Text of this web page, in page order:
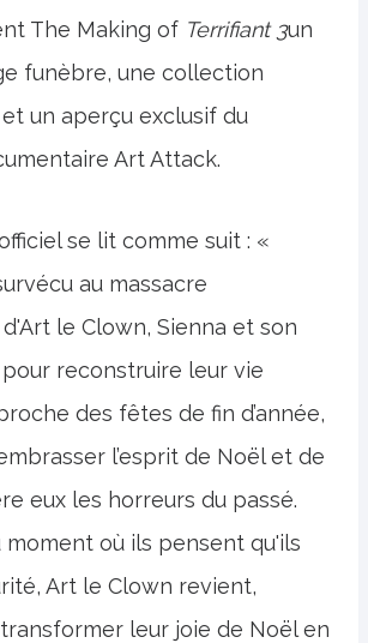
The Making of Terrifiant 3un
funèbre, une collection
un aperçu exclusif du
Art Attack.
se lit comme suit : «
au massacre
le Clown, Sienna et son
reconstruire leur vie
des fêtes de fin d’année,
l’esprit de Noël et de
eux les horreurs du passé.
moment où ils pensent qu'ils
Art le Clown revient,
leur joie de Noël en